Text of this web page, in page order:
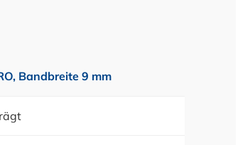
Bandbreite 9 mm